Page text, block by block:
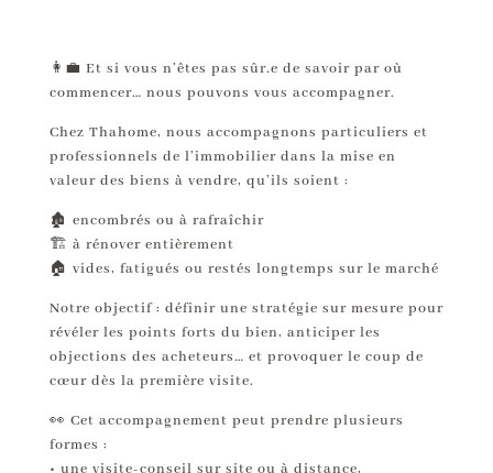
👩‍💼 Et si vous n’êtes pas sûr.e de savoir par où
commencer… nous pouvons vous accompagner.
Chez Thahome, nous accompagnons particuliers et
professionnels de l’immobilier dans la mise en
valeur des biens à vendre, qu’ils soient :
🏚️ encombrés ou à rafraîchir
🏗️ à rénover entièrement
🏠 vides, fatigués ou restés longtemps sur le marché
Notre objectif : définir une stratégie sur mesure pour
révéler les points forts du bien, anticiper les
objections des acheteurs… et provoquer le coup de
cœur dès la première visite.
👀 Cet accompagnement peut prendre plusieurs
formes :
• une visite-conseil sur site ou à distance,